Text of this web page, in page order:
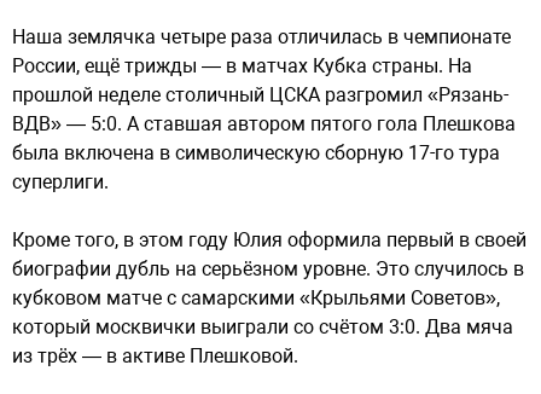
Наша землячка четыре раза отличилась в чемпионате
России, ещё трижды — в матчах Кубка страны. На
прошлой неделе столичный ЦСКА разгромил «Рязань-
ВДВ» — 5:0. А ставшая автором пятого гола Плешкова
была включена в символическую сборную 17-го тура
суперлиги.
Кроме того, в этом году Юлия оформила первый в своей
биографии дубль на серьёзном уровне. Это случилось в
кубковом матче с самарскими «Крыльями Советов»,
который москвички выиграли со счётом 3:0. Два мяча
из трёх — в активе Плешковой.